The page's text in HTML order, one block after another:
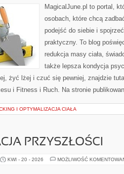
MagicalJune.pl to portal,
osobach, które chcą
podejść do siebie i
praktyczny. To blog
redukcja masy ciała,
także lepsza kondycja
żyć lżej i czuć się pewniej, znajdzie
i Fitness i Ruch. Na stronie
I OPTYMALIZACJA CIAŁA
PRZYSZŁOŚCI
KWI - 20 - 2026 MOŻLIWOŚĆ